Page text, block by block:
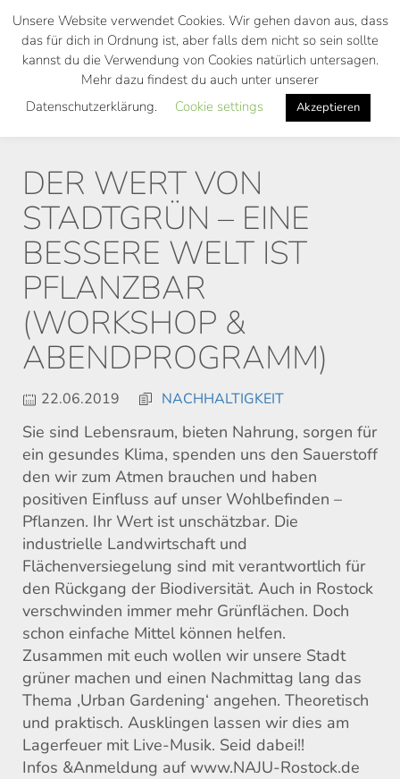
Skip
main
DER WERT VON
STADTGRÜN – EINE
BESSERE WELT IST
PFLANZBAR
(WORKSHOP &
ABENDPROGRAMM)
22.06.2019 NACHHALTIGKEIT
Sie sind Lebensraum, bieten Nahrung, sorgen für
ein gesundes Klima, spenden uns den Sauerstoff
den wir zum Atmen brauchen und haben
positiven Einfluss auf unser Wohlbefinden –
Pflanzen. Ihr Wert ist unschätzbar. Die
industrielle Landwirtschaft und
Flächenversiegelung sind mit verantwortlich für
den Rückgang der Biodiversität. Auch in Rostock
verschwinden immer mehr Grünflächen. Doch
schon einfache Mittel können helfen.
Zusammen mit euch wollen wir unsere Stadt
grüner machen und einen Nachmittag lang das
Thema ‚Urban Gardening‘ angehen. Theoretisch
und praktisch. Ausklingen lassen wir dies am
Lagerfeuer mit Live-Musik. Seid dabei!!
Infos &Anmeldung auf www.NAJU-Rostock.de
Unsere Website verwendet Cookies. Wir gehen davon aus, dass
das für dich in Ordnung ist, aber falls dem nicht so sein sollte
kannst du die Verwendung von Cookies natürlich untersagen.
Mehr dazu findest du auch unter unserer
Datenschutzerklärung.
Cookie settings Akzeptieren